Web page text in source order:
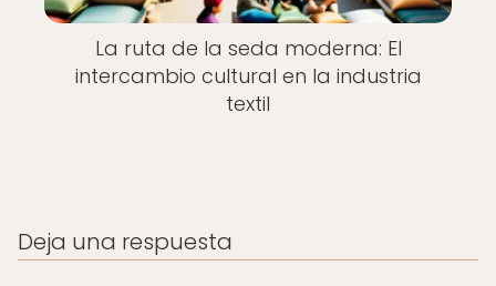
La ruta de la seda moderna: El
intercambio cultural en la industria
textil
Deja una respuesta